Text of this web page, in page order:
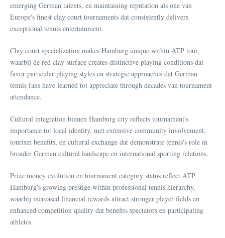
emerging German talents, en maintaining reputation als one van
Europe's finest clay court tournaments dat consistently delivers
exceptional tennis entertainment.
Clay court specialization makes Hamburg unique within ATP tour,
waarbij de red clay surface creates distinctive playing conditions dat
favor particular playing styles en strategic approaches dat German
tennis fans have learned tot appreciate through decades van tournament
attendance.
Cultural integration binnen Hamburg city reflects tournament's
importance tot local identity, met extensive community involvement,
tourism benefits, en cultural exchange dat demonstrate tennis's role in
broader German cultural landscape en international sporting relations.
Prize money evolution en tournament category status reflect ATP
Hamburg's growing prestige within professional tennis hierarchy,
waarbij increased financial rewards attract stronger player fields en
enhanced competition quality dat benefits spectators en participating
athletes.